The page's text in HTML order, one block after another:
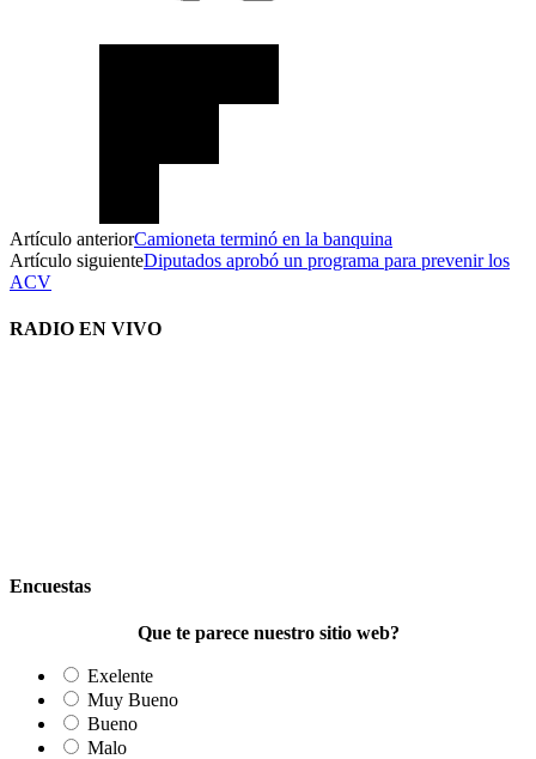
Artículo anteriorCamioneta terminó en la banquina
Artículo siguienteDiputados aprobó un programa para prevenir los
ACV
RADIO EN VIVO
Encuestas
Que te parece nuestro sitio web?
Exelente
Muy Bueno
Bueno
Malo